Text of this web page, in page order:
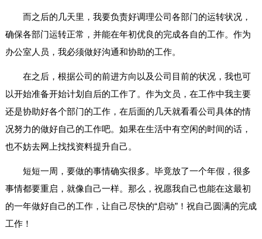
而之后的几天里，我要负责好调理公司各部门的运转状况，
确保各部门运转正常，并能在年初优良的完成各自的工作。作为
办公室人员，我必须做好沟通和协助的工作。
在之后，根据公司的前进方向以及公司目前的状况，我也可
以开始准备开始计划自后的工作了。作为文员，在工作中我主要
还是协助好各个部门的工作，在后面的几天就看看公司具体的情
况努力的做好自己的工作吧。如果在生活中有空闲的时间的话，
也不妨去网上找找资料提升自己。
短短一周，要做的事情确实很多。毕竟放了一个年假，很多
事情都要重启，就像自己一样。那么，祝愿我自己也能在这最初
的一年做好自己的工作，让自己尽快的“启动”！祝自己圆满的完成
工作！